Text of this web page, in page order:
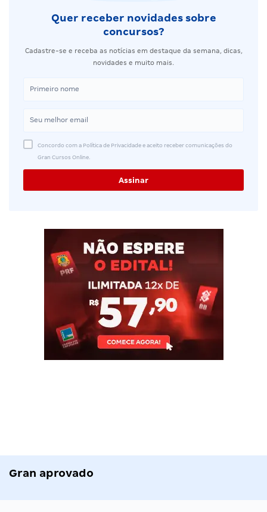
Quer receber novidades sobre
concursos?
Cadastre-se e receba as notícias em destaque da semana, dicas,
novidades e muito mais.
Concordo com a Política de Privacidade e aceito receber comunicações do
Gran Cursos Online.
Gran aprovado